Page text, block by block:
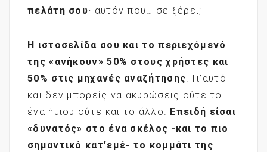
πελάτη σου· αυτόν που… σε ξέρει;
Η ιστοσελίδα σου και το περιεχόμενό
της «ανήκουν» 50% στους χρήστες και
50% στις μηχανές αναζήτησης . Γι’αυτό
και δεν μπορείς να ακυρώσεις ούτε το
ένα ήμισυ ούτε και το άλλο. Επειδή είσαι
«δυνατός» στο ένα σκέλος -και το πιο
σημαντικό κατ’εμέ- το κομμάτι της